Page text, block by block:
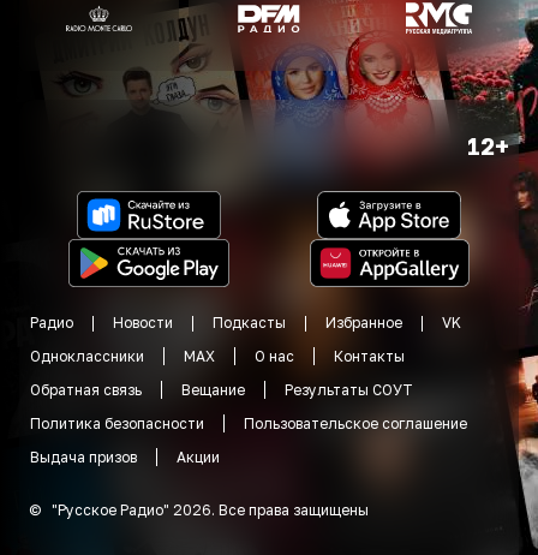
12+
Радио Новости Подкасты Избранное
VK
Одноклассники
MAX О нас
Контакты
Обратная связь
Вещание
Результаты СОУТ
Политика безопасности
Пользовательское соглашение
Выдача призов
Акции
© "Русское Радио" 2026. Все права защищены